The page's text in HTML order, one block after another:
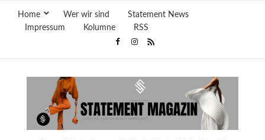
Home Wer wir sind
Statement News
Impressum
Kolumne RSS